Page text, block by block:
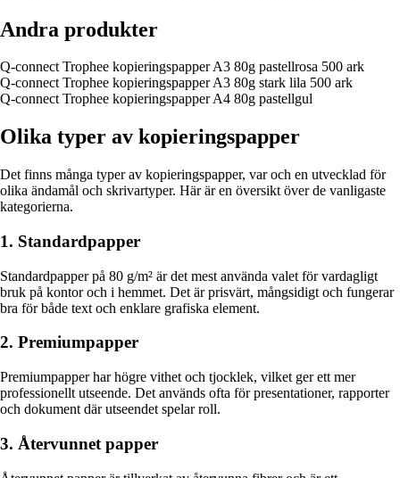
Andra produkter
Q-connect Trophee kopieringspapper A3 80g pastellrosa 500 ark
Q-connect Trophee kopieringspapper A3 80g stark lila 500 ark
Q-connect Trophee kopieringspapper A4 80g pastellgul
Olika typer av kopieringspapper
Det finns många typer av kopieringspapper, var och en utvecklad för
olika ändamål och skrivartyper. Här är en översikt över de vanligaste
kategorierna.
1. Standardpapper
Standardpapper på 80 g/m² är det mest använda valet för vardagligt
bruk på kontor och i hemmet. Det är prisvärt, mångsidigt och fungerar
bra för både text och enklare grafiska element.
2. Premiumpapper
Premiumpapper har högre vithet och tjocklek, vilket ger ett mer
professionellt utseende. Det används ofta för presentationer, rapporter
och dokument där utseendet spelar roll.
3. Återvunnet papper